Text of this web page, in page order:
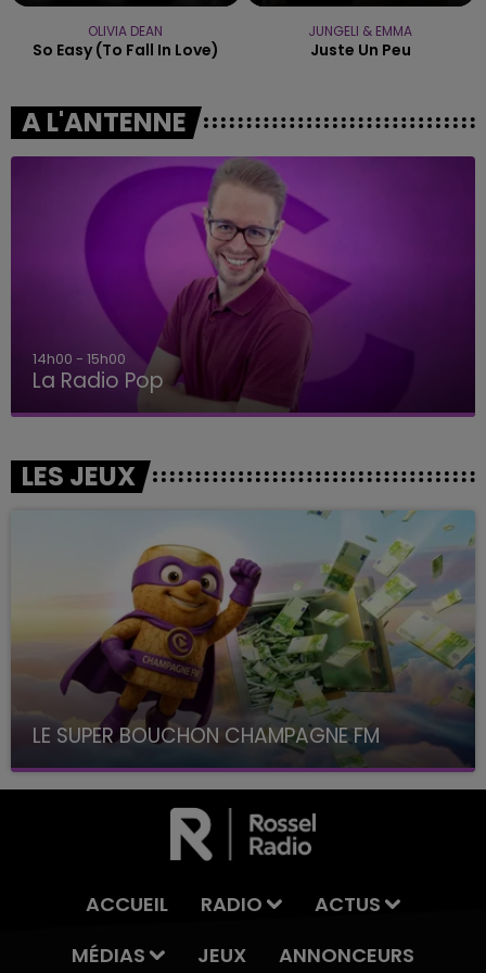
OLIVIA DEAN
So Easy (to Fall In Love)
JUNGELI & EMMA
Juste Un Peu
A L'ANTENNE
14h00 - 15h00
La Radio Pop
LES JEUX
LE SUPER BOUCHON CHAMPAGNE FM
avec La Famille Champagne FM, à 8H10
ACCUEIL RADIO
ACTUS
MÉDIAS
JEUX ANNONCEURS